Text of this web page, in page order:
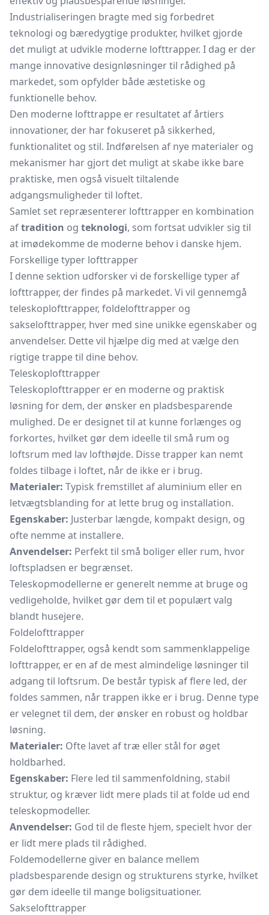
Industrialiseringen bragte med sig forbedret
teknologi og bæredygtige produkter, hvilket gjorde
det muligt at udvikle moderne lofttrapper. I dag er der
mange innovative designløsninger til rådighed på
markedet, som opfylder både æstetiske og
funktionelle behov.
Den moderne lofttrappe er resultatet af årtiers
innovationer, der har fokuseret på sikkerhed,
funktionalitet og stil. Indførelsen af nye materialer og
mekanismer har gjort det muligt at skabe ikke bare
praktiske, men også visuelt tiltalende
adgangsmuligheder til loftet.
Samlet set repræsenterer lofttrapper en kombination
aftradition og teknologi, som fortsat udvikler sig til
at imødekomme de moderne behov i danske hjem.
Forskellige typer lofttrapper
I denne sektion udforsker vi de forskellige typer af
lofttrapper, der findes på markedet. Vi vil gennemgå
teleskoplofttrapper, foldelofttrapper og
sakselofttrapper, hver med sine unikke egenskaber og
anvendelser. Dette vil hjælpe dig med at vælge den
rigtige trappe til dine behov.
Teleskoplofttrapper
Teleskoplofttrapper er en moderne og praktisk
løsning for dem, der ønsker en pladsbesparende
mulighed. De er designet til at kunne forlænges og
forkortes, hvilket gør dem ideelle til små rum og
loftsrum med lav lofthøjde. Disse trapper kan nemt
foldes tilbage i loftet, når de ikke er i brug.
Materialer: Typisk fremstillet af aluminium eller en
letvægtsblanding for at lette brug og installation.
Egenskaber: Justerbar længde, kompakt design, og
ofte nemme at installere.
Anvendelser: Perfekt til små boliger eller rum, hvor
loftspladsen er begrænset.
Teleskopmodellerne er generelt nemme at bruge og
vedligeholde, hvilket gør dem til et populært valg
blandt husejere.
Foldelofttrapper
Foldelofttrapper, også kendt som sammenklappelige
lofttrapper, er en af de mest almindelige løsninger til
adgang til loftsrum. De består typisk af flere led, der
foldes sammen, når trappen ikke er i brug. Denne type
er velegnet til dem, der ønsker en robust og holdbar
løsning.
Materialer: Ofte lavet af træ eller stål for øget
holdbarhed.
Egenskaber: Flere led til sammenfoldning, stabil
struktur, og kræver lidt mere plads til at folde ud end
teleskopmodeller.
Anvendelser: God til de fleste hjem, specielt hvor der
er lidt mere plads til rådighed.
Foldemodellerne giver en balance mellem
pladsbesparende design og strukturens styrke, hvilket
gør dem ideelle til mange boligsituationer.
Sakselofttrapper